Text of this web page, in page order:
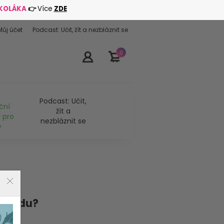
👉Více ZDE
0
pro
Podcast: Učit,
žít a
nezbláznit se
účet Podcast: Učit, žít a nezbláznit se
třídu?